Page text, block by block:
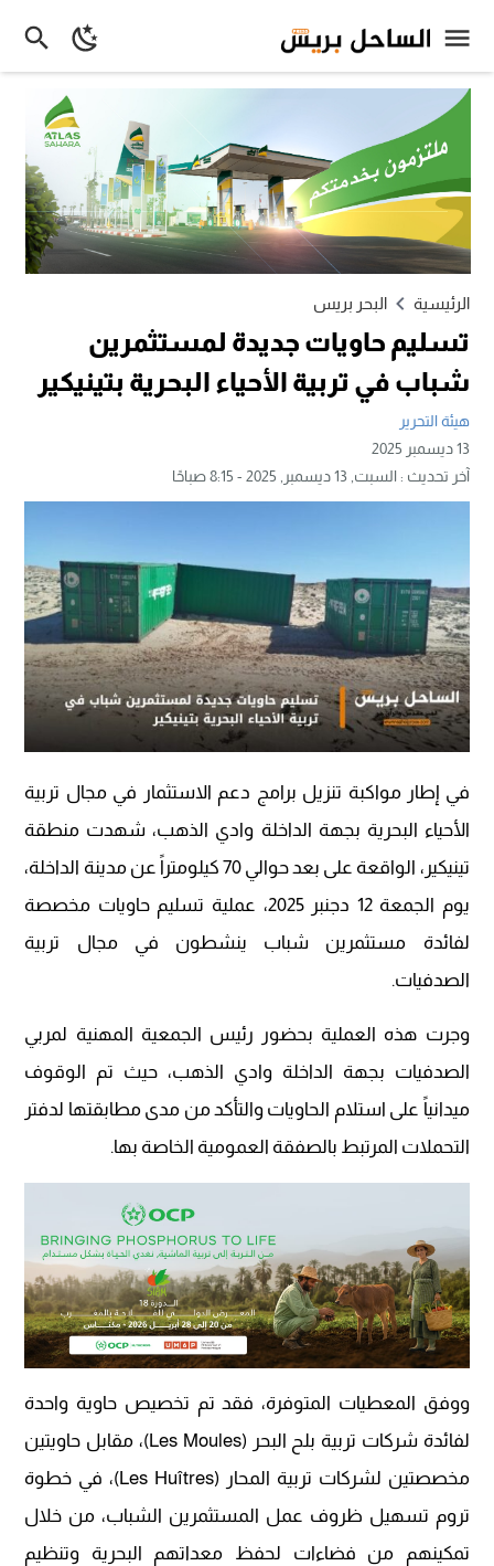
الرئيسية البحر بريس
تسليم حاويات جديدة لمستثمرين
شباب في تربية الأحياء البحرية بتينيكير
هيئة التحرير
13 ديسمبر 2025
آخر تحديث :السبت, 13 ديسمبر, 2025 - 8:15 صباحًا
في إطار مواكبة تنزيل برامج دعم الاستثمار في مجال تربية
الأحياء البحرية بجهة الداخلة وادي الذهب، شهدت منطقة
تينيكير، الواقعة على بعد حوالي 70 كيلومتراً عن مدينة الداخلة،
يوم الجمعة 12 دجنبر 2025، عملية تسليم حاويات مخصصة
لفائدة مستثمرين شباب ينشطون في مجال تربية
الصدفيات.
وجرت هذه العملية بحضور رئيس الجمعية المهنية لمربي
الصدفيات بجهة الداخلة وادي الذهب، حيث تم الوقوف
ميدانياً على استلام الحاويات والتأكد من مدى مطابقتها لدفتر
التحملات المرتبط بالصفقة العمومية الخاصة بها.
ووفق المعطيات المتوفرة، فقد تم تخصيص حاوية واحدة
لفائدة شركات تربية بلح البحر (Les Moules)، مقابل حاويتين
مخصصتين لشركات تربية المحار (Les Huîtres)، في خطوة
تروم تسهيل ظروف عمل المستثمرين الشباب، من خلال
تمكينهم من فضاءات لحفظ معداتهم البحرية وتنظيم